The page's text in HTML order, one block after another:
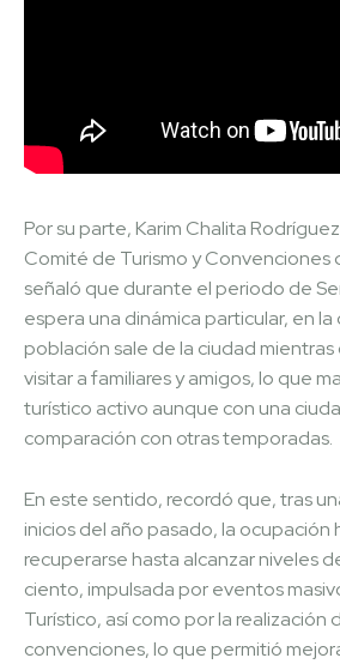
Por su parte, Karim Chalita
Comité de Turismo y Convenciones
señaló que durante el periodo de
espera una dinámica particular, en
población sale de la ciudad mientras
visitar a familiares y amigos, lo que
turístico activo aunque con una
comparación con otras temporadas.
En este sentido, recordó que, tras
inicios del año pasado, la ocupación
recuperarse hasta alcanzar niveles
ciento, impulsada por eventos
Turístico, así como por la realización
convenciones, lo que permitió